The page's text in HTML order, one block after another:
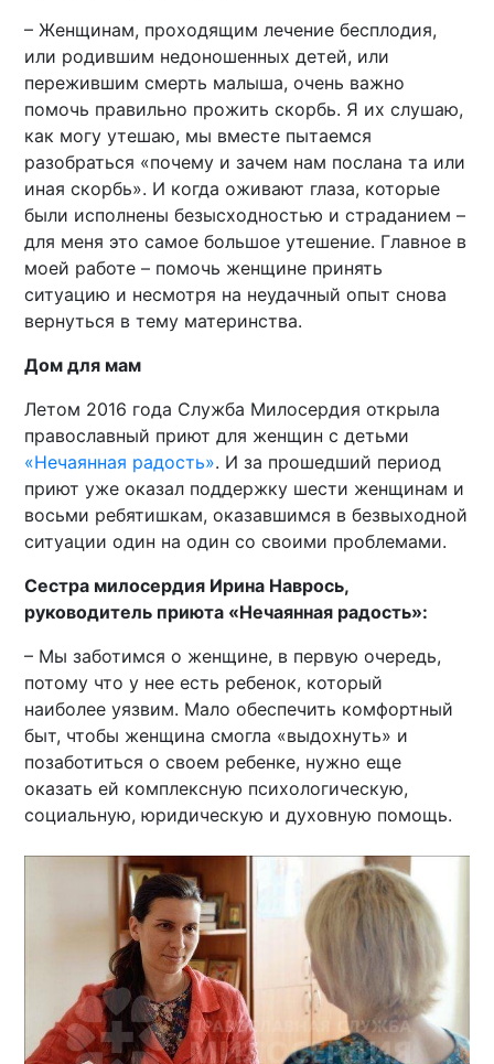
– Женщинам, проходящим лечение бесплодия,
или родившим недоношенных детей, или
пережившим смерть малыша, очень важно
помочь правильно прожить скорбь. Я их слушаю,
как могу утешаю, мы вместе пытаемся
разобраться «почему и зачем нам послана та или
иная скорбь». И когда оживают глаза, которые
были исполнены безысходностью и страданием –
для меня это самое большое утешение. Главное в
моей работе – помочь женщине принять
ситуацию и несмотря на неудачный опыт снова
вернуться в тему материнства.
Дом для мам
Летом 2016 года Служба Милосердия открыла
православный приют для женщин с детьми
«Нечаянная радость». И за прошедший период
приют уже оказал поддержку шести женщинам и
восьми ребятишкам, оказавшимся в безвыходной
ситуации один на один со своими проблемами.
Сестра милосердия Ирина Наврось,
руководитель приюта «Нечаянная радость»:
– Мы заботимся о женщине, в первую очередь,
потому что у нее есть ребенок, который
наиболее уязвим. Мало обеспечить комфортный
быт, чтобы женщина смогла «выдохнуть» и
позаботиться о своем ребенке, нужно еще
оказать ей комплексную психологическую,
социальную, юридическую и духовную помощь.